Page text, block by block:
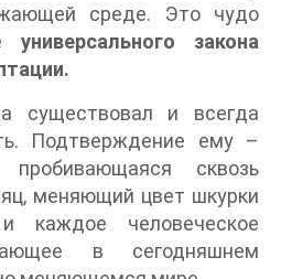
среде. Это чудо
универсального закона
существовал и всегда
Подтверждение ему –
пробивающаяся сквозь
меняющий цвет шкурки
человеческое
в сегодняшнем